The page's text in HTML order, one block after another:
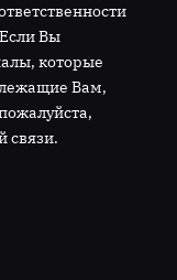
Вы
которые
Вам,
связи.